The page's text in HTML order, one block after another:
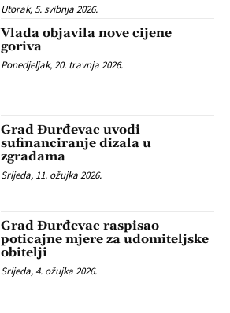
Utorak, 5. svibnja 2026.
Vlada objavila nove cijene
goriva
Ponedjeljak, 20. travnja 2026.
Grad Đurđevac uvodi
sufinanciranje dizala u
zgradama
Srijeda, 11. ožujka 2026.
Grad Đurđevac raspisao
poticajne mjere za udomiteljske
obitelji
Srijeda, 4. ožujka 2026.